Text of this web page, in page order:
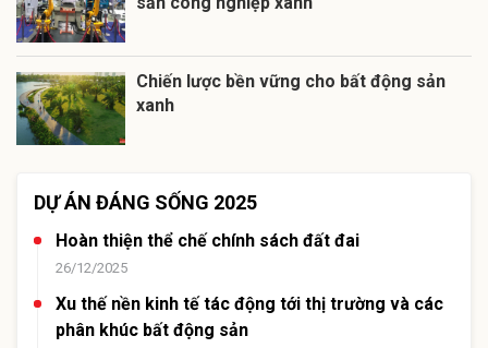
Chiến lược bền vững cho bất động sản
xanh
DỰ ÁN ĐÁNG SỐNG 2025
Hoàn thiện thể chế chính sách đất đai
26/12/2025
Xu thế nền kinh tế tác động tới thị trường và các
phân khúc bất động sản